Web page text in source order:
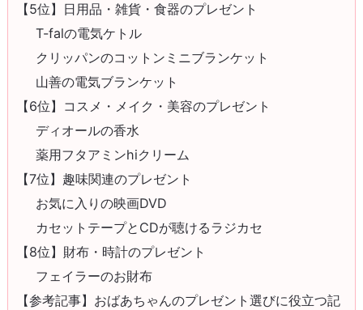
【5位】日用品・雑貨・食器のプレゼント
T-falの電気ケトル
クリッパンのコットンミニブランケット
山善の電気ブランケット
【6位】コスメ・メイク・美容のプレゼント
ディオールの香水
薬用フタアミンhiクリーム
【7位】趣味関連のプレゼント
お気に入りの映画DVD
カセットテープとCDが聴けるラジカセ
【8位】財布・時計のプレゼント
フェイラーのお財布
【参考記事】おばあちゃんのプレゼント選びに役立つ記